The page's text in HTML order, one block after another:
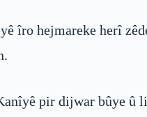
îro hejmareke herî
pir dijwar bûye û